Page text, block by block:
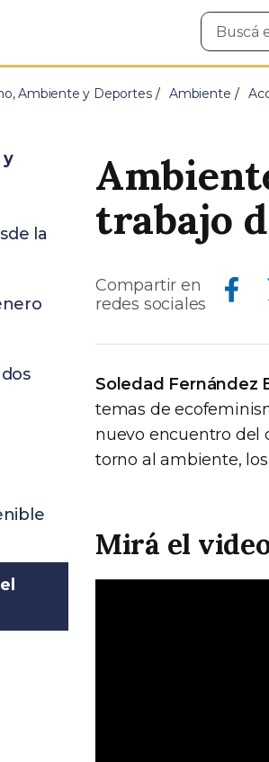
Buscar
en
Ambiente y Deportes Ambiente
trabajo
Compartir en
redes sociales
Compartir en Facebook
Soledad Fernández
temas de
nuevo encuentro del
torno al ambiente,
Mirá el
y
la